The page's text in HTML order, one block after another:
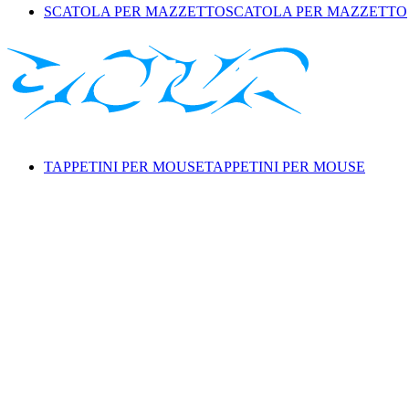
SCATOLA PER MAZZETTOSCATOLA PER MAZZETTO
TAPPETINI PER MOUSETAPPETINI PER MOUSE